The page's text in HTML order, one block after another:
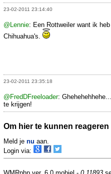
23-02-2011 23:14:40
@Lennie: Een Rottweiler want ik
Chihuahua's.
23-02-2011 23:35:18
@FredDFreeloader:
te krijgen!
Om hier te kunnen
Meld je nu aan.
Login via: